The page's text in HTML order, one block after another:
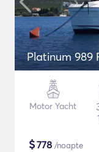
Platinum 989
Motor Yacht
$778 /noapte